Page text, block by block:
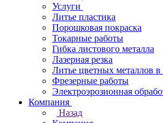
Услуги
Литье пластика
Порошковая покраска
Токарные работы
Гибка листового металла
Лазерная резка
Литье цветных металлов в
Фрезерные работы
Электроэрозионная
Компания
Назад